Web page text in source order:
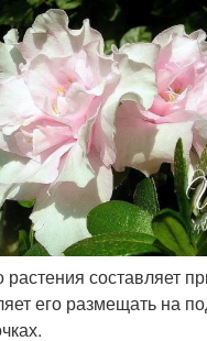
растения составляет
его размещать на